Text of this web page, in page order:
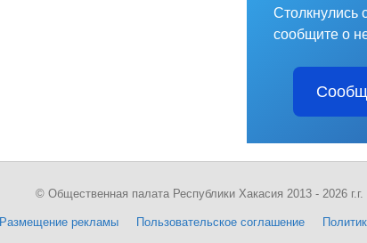
Столкнулись
сообщите о
Размещение рекламы Пользовательское соглашение
© Общественная палата Республики Хакасия 2013 - 2026